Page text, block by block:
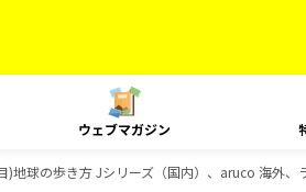
ウェブマガジン
)地球の歩き方 Jシリーズ（国内）、aruco 海外